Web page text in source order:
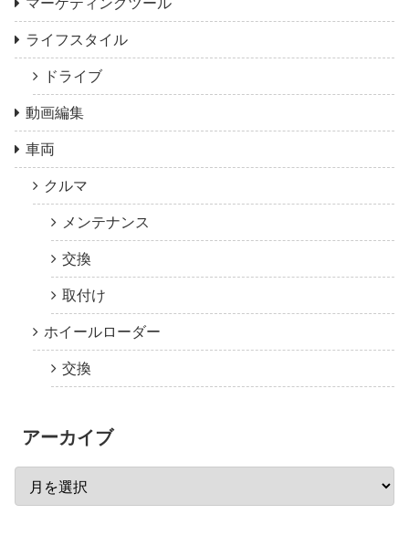
マーケティングツール
ライフスタイル
ドライブ
動画編集
車両
クルマ
メンテナンス
交換
取付け
ホイールローダー
交換
アーカイブ